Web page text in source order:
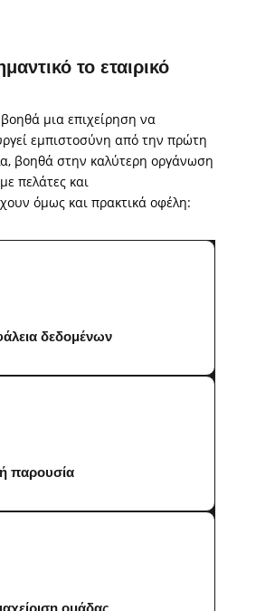
το εταιρικό
μια επιχείρηση να
εμπιστοσύνη από την πρώτη
βοηθά στην καλύτερη οργάνωση
πελάτες και
όμως και πρακτικά οφέλη:
δεδομένων
παρουσία
ομάδας